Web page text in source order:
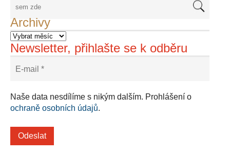
Archivy
Newsletter, přihlašte se k odběru
Naše data nesdílíme s nikým dalším. Prohlášení o
ochraně osobních údajů.